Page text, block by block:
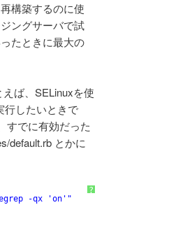
構築するのに使
ングサーバで試
たときに最大の
ば、SELinuxを使
行したいときで
すでに有効だった
default.rb とかに
?
-qx 'on'"